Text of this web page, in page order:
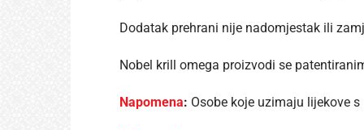
Dodatak prehrani nije nadomjestak ili
Nobel krill omega proizvodi se
Napomena: Osobe koje uzimaju lijekove